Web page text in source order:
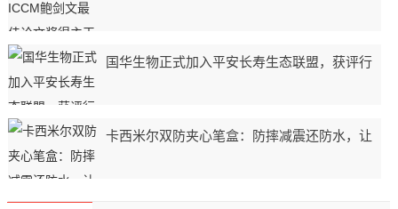
国华生物正式加入平安长寿生态联盟，获评行
卡西米尔双防夹心笔盒：防摔减震还防水，让